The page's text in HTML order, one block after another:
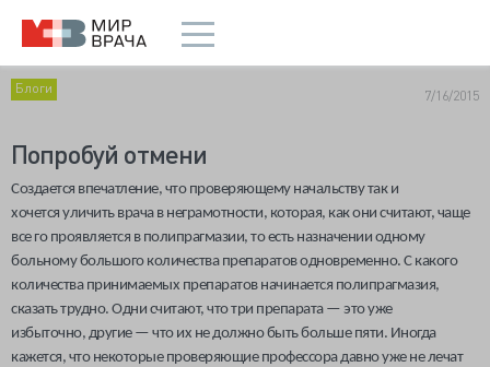
Блоги 7/16/2015
Попробуй отмени
Создается впечатление, что проверяющему начальству так и
хочется уличить врача в неграмотности, которая, как они считают, чаще
все го проявляется в полипрагмазии, то есть назначении одному
больному большого количества препаратов одновременно. С какого
количества принимаемых препаратов начинается полипрагмазия,
сказать трудно. Одни считают, что три препарата — это уже
избыточно, другие — что их не должно быть больше пяти. Иногда
кажется, что некоторые проверяющие профессора давно уже не лечат